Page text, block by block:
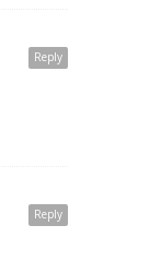
Reply
Reply